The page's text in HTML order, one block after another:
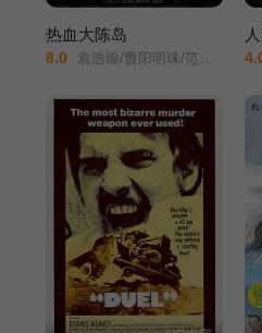
热血大陈岛
8.0 袁浩瑜/曹阳明珠/范事成/